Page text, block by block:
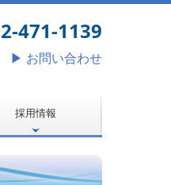
471-1139
▶ お問い合わせ
採用情報